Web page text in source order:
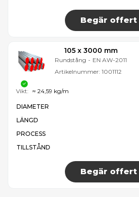
Begär offert
105 x 3000 mm
Rundstång - EN AW-2011
Artikelnummer: 1001112
DIAMETER
LÄNGD
PROCESS
TILLSTÅND
Begär offert
Vikt: ≈ 24,59 kg/m